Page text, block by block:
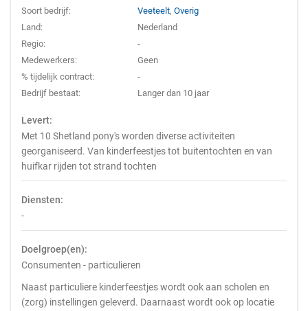
Soort bedrijf:
Veeteelt,Overig
Land:
Nederland
Regio:
-
Medewerkers:
Geen
% tijdelijk contract:
-
Bedrijf bestaat:
Langer dan 10 jaar
Levert:
Met 10 Shetland pony's worden diverse activiteiten
georganiseerd. Van kinderfeestjes tot buitentochten en van
huifkar rijden tot strand tochten
Diensten:
-
Doelgroep(en):
Consumenten - particulieren
Naast particuliere kinderfeestjes wordt ook aan scholen en
(zorg) instellingen geleverd. Daarnaast wordt ook op locatie